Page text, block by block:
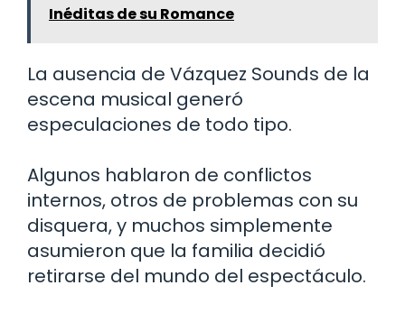
Inéditas de su Romance
La ausencia de Vázquez Sounds de la
escena musical generó
especulaciones de todo tipo.
Algunos hablaron de conflictos
internos, otros de problemas con su
disquera, y muchos simplemente
asumieron que la familia decidió
retirarse del mundo del espectáculo.